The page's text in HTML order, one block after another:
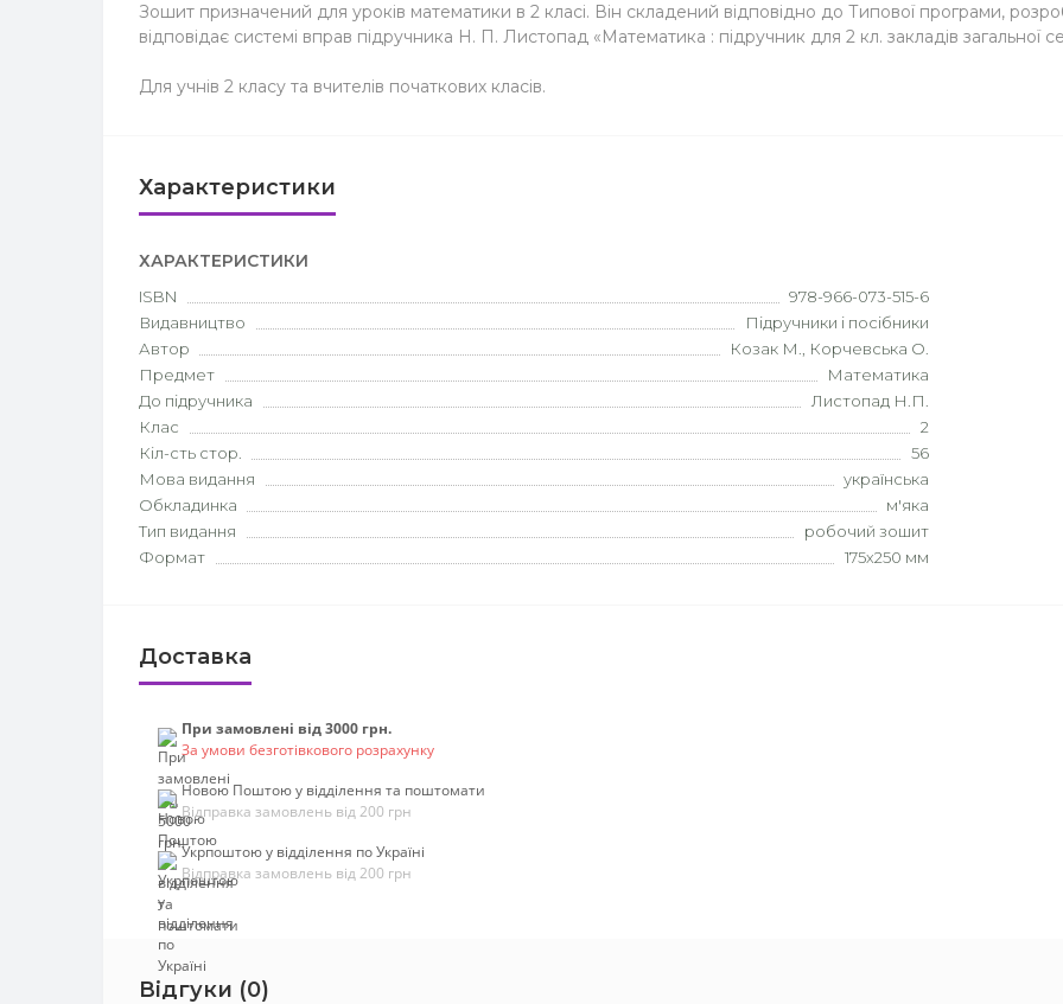
Зошит призначений для уроків математики в 2 класі. Він складений відповідно до Типової програми,
відповідає системі вправ підручника Н. П. Листопад «Математика : підручник для 2 кл. закладів загальної
Для учнів 2 класу та вчителів початкових класів.
Характеристики
ХАРАКТЕРИСТИКИ
ISBN
978-966-073-515-6
Видавництво
Підручники і посібники
Автор
Козак М., Корчевська О.
Предмет
Математика
До підручника
Листопад Н.П.
Клас
2
Кіл-сть стор.
56
Мова видання
українська
Обкладинка
м'яка
Тип видання
робочий зошит
Формат
175х250 мм
Доставка
При замовлені від 3000 грн.
За умови безготівкового розрахунку
Новою Поштою у відділення та поштомати
Відправка замовлень від 200 грн
Укрпоштою у відділення по Україні
Відправка замовлень від 200 грн
Відгуки (0)